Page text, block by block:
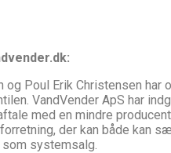
og Poul Erik Christensen har
VandVender ApS har
med en mindre
der kan både kan
systemsalg.